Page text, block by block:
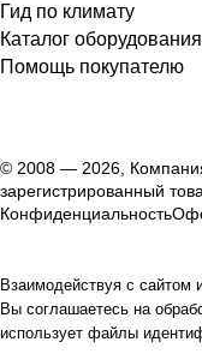
Гид по климату
Каталог оборудования
Помощь покупателю
© 2008 — 2026,
зарегистрированный
Конфиденциальность
Взаимодействуя с сайтом
Вы соглашаетесь на
использует файлы